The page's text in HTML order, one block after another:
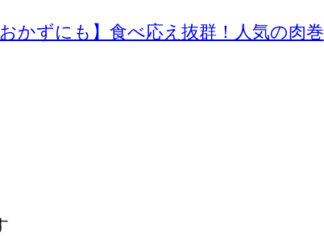
おかずにも】食べ応え抜群！人気の肉巻